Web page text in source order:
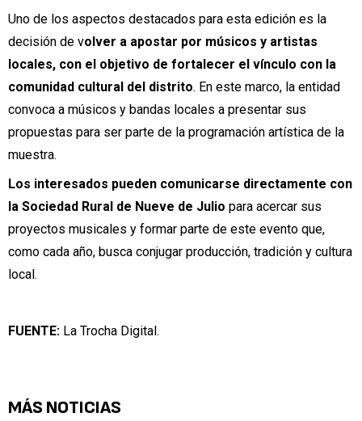
Uno de los aspectos destacados para esta edición es la
decisión de volver a apostar por músicos y artistas
locales, con el objetivo de fortalecer el vínculo con la
comunidad cultural del distrito. En este marco, la entidad
convoca a músicos y bandas locales a presentar sus
propuestas para ser parte de la programación artística de la
muestra.
Los interesados pueden comunicarse directamente con
la Sociedad Rural de Nueve de Julio para acercar sus
proyectos musicales y formar parte de este evento que,
como cada año, busca conjugar producción, tradición y cultura
local.
FUENTE: La Trocha Digital.
MÁS NOTICIAS